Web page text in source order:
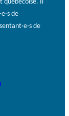
québécoise. Il
de
de